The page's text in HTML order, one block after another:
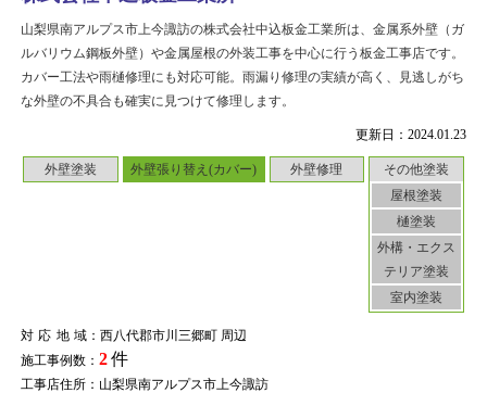
更新日：2024.01.23
外壁塗装 外壁張り替え(カバー) 外壁修理
その他塗装
屋根塗装
樋塗装
外構・エクス
テリア塗装
室内塗装
対応地域：西八代郡市川三郷町 周辺
施工事例数： 2件
工事店住所：山梨県南アルプス市上今諏訪
山梨県南アルプス市上今諏訪の株式会社中込板金工業所は、金属系外壁（ガ
ルバリウム鋼板外壁）や金属屋根の外装工事を中心に行う板金工事店です。
カバー工法や雨樋修理にも対応可能。雨漏り修理の実績が高く、見逃しがち
な外壁の不具合も確実に見つけて修理します。